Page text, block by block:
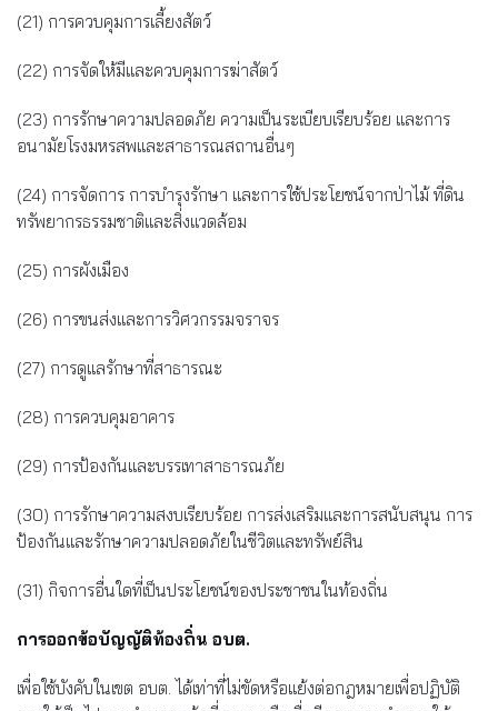
(21) การควบคุมการเลี้ยงสัตว์
(22) การจัดให้มีและควบคุมการฆ่าสัตว์
(23) การรักษาความปลอดภัย ความเป็นระเบียบเรียบร้อย และการ
อนามัยโรงมหรสพและสาธารณสถานอื่นๆ
(24) การจัดการ การบำรุงรักษา และการใช้ประโยชน์จากป่าไม้ ที่ดิน
ทรัพยากรธรรมชาติและสิ่งแวดล้อม
(25) การผังเมือง
(26) การขนส่งและการวิศวกรรมจราจร
(27) การดูแลรักษาที่สาธารณะ
(28) การควบคุมอาคาร
(29) การป้องกันและบรรเทาสาธารณภัย
(30) การรักษาความสงบเรียบร้อย การส่งเสริมและการสนับสนุน การ
ป้องกันและรักษาความปลอดภัยในชีวิตและทรัพย์สิน
(31) กิจการอื่นใดที่เป็นประโยชน์ของประชาชนในท้องถิ่น
การออกข้อบัญญัติท้องถิ่น อบต.
เพื่อใช้บังคับในเขต อบต. ได้เท่าที่ไม่ขัดหรือแย้งต่อกฎหมายเพื่อปฏิบัติ